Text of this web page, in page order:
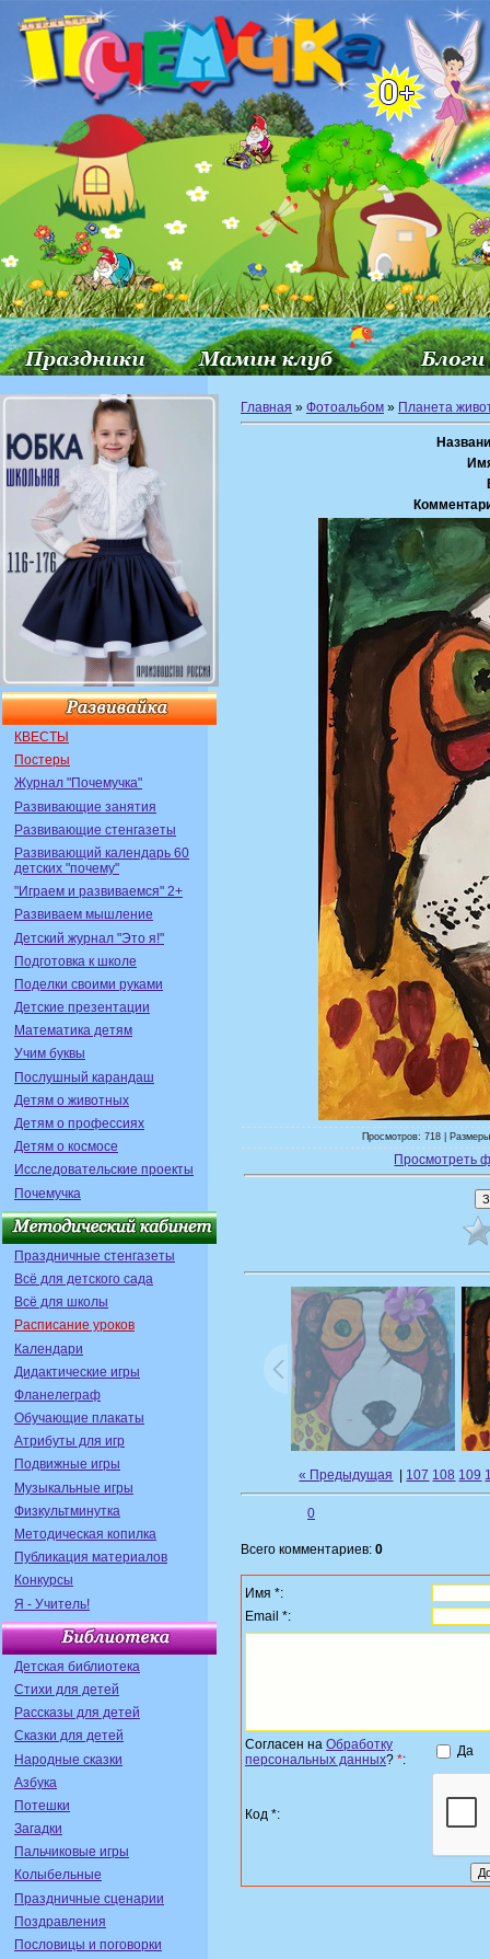
КВЕСТЫ
Постеры
Журнал "Почемучка"
Развивающие занятия
Развивающие стенгазеты
Развивающий календарь 60
детских "почему"
"Играем и развиваемся" 2+
Развиваем мышление
Детский журнал "Это я!"
Подготовка к школе
Поделки своими руками
Детские презентации
Математика детям
Учим буквы
Послушный карандаш
Детям о животных
Детям о профессиях
Детям о космосе
Исследовательские проекты
Почемучка
Праздничные стенгазеты
Всё для детского сада
Всё для школы
Расписание уроков
Календари
Дидактические игры
Фланелеграф
Обучающие плакаты
Атрибуты для игр
Подвижные игры
Музыкальные игры
Физкультминутка
Методическая копилка
Публикация материалов
Конкурсы
Я - Учитель!
Детская библиотека
Стихи для детей
Рассказы для детей
Сказки для детей
Народные сказки
Азбука
Потешки
Загадки
Пальчиковые игры
Колыбельные
Праздничные сценарии
Поздравления
Пословицы и поговорки
Главная » Фотоальбом » Планета
Просмотров: 718 |
Просмотреть
« Предыдущая 107 108 109
0
Всего комментариев: 0
Имя *:
Email *:
Согласен на Обработку
персональных данных? *:
Да
Код *: